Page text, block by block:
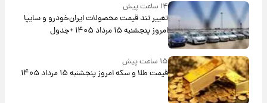
۱۴ ساعت پیش
تغییر تند قیمت محصولات ایران‌خودرو و سایپا
امروز پنجشنبه ۱۵ مرداد ۱۴۰۵ +جدول
۱۵ ساعت پیش
قیمت طلا و سکه امروز پنجشنبه ۱۵ مرداد ۱۴۰۵